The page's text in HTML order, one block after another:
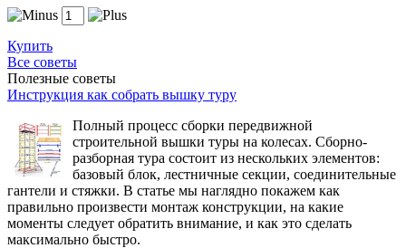
Купить
Все советы
Полезные советы
Инструкция как собрать вышку туру
Полный процесс сборки передвижной
строительной вышки туры на колесах. Сборно-
разборная тура состоит из нескольких элементов:
базовый блок, лестничные секции, соединительные
гантели и стяжки. В статье мы наглядно покажем как
правильно произвести монтаж конструкции, на какие
моменты следует обратить внимание, и как это сделать
максимально быстро.